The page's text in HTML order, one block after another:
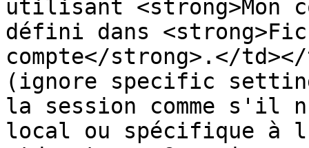
utilisant <strong>Mon
défini dans
compte</strong>.</
(ignore specific
la session comme s'il
local ou spécifique à